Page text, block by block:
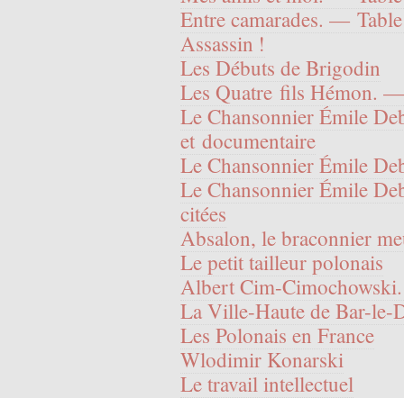
Entre camarades. —
Assassin !
Les Débuts de Brigodin
Les Quatre fils Hémon.
Le Chansonnier Émile
et documentaire
Le Chansonnier Émile
Le Chansonnier Émile
citées
Absalon, le braconnier
Le petit tailleur polonais
Albert Cim-
La Ville-Haute de Bar-
Les Polonais en France
Wlodimir Konarski
Le travail intellectuel